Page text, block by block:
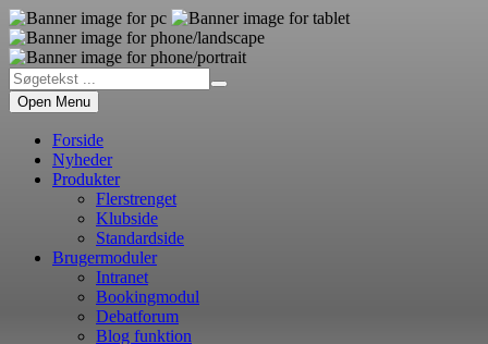
Open Menu
Forside
Nyheder
Produkter
Flerstrenget
Klubside
Standardside
Brugermoduler
Intranet
Bookingmodul
Debatforum
Blog funktion